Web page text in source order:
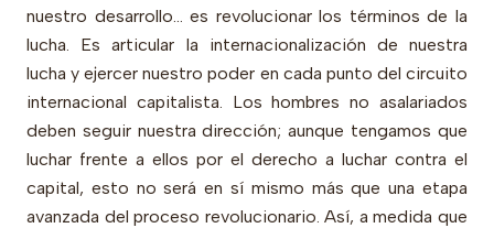
nuestro desarrollo... es revolucionar los términos de la
lucha. Es articular la internacionalización de nuestra
lucha y ejercer nuestro poder en cada punto del circuito
internacional capitalista. Los hombres no asalariados
deben seguir nuestra dirección; aunque tengamos que
luchar frente a ellos por el derecho a luchar contra el
capital, esto no será en sí mismo más que una etapa
avanzada del proceso revolucionario. Así, a medida que